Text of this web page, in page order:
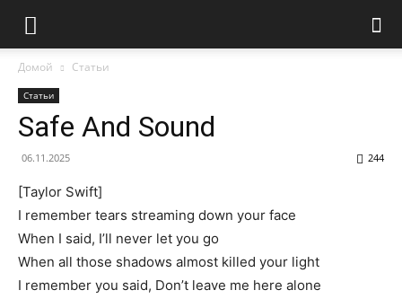
Домой Статьи
Статьи
Safe And Sound
06.11.2025 244
[Taylor Swift]
I remember tears streaming down your face
When I said, I’ll never let you go
When all those shadows almost killed your light
I remember you said, Don’t leave me here alone